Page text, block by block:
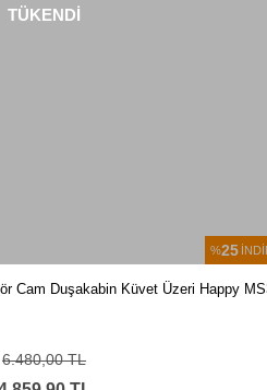
%25
TÜKENDİ
Cam Duşakabin Küvet Üzeri Happy
6.480,00 TL